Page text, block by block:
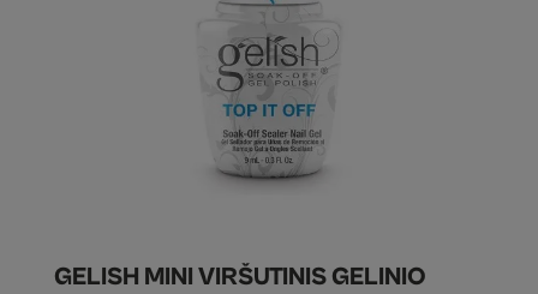
GELISH MINI VIRŠUTINIS GELINIO